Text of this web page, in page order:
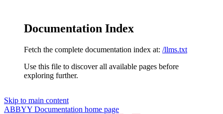
Documentation Index
Fetch the complete documentation index at: /llms.txt
Use this file to discover all available pages before
exploring further.
Skip to main content
ABBYY Documentation home page